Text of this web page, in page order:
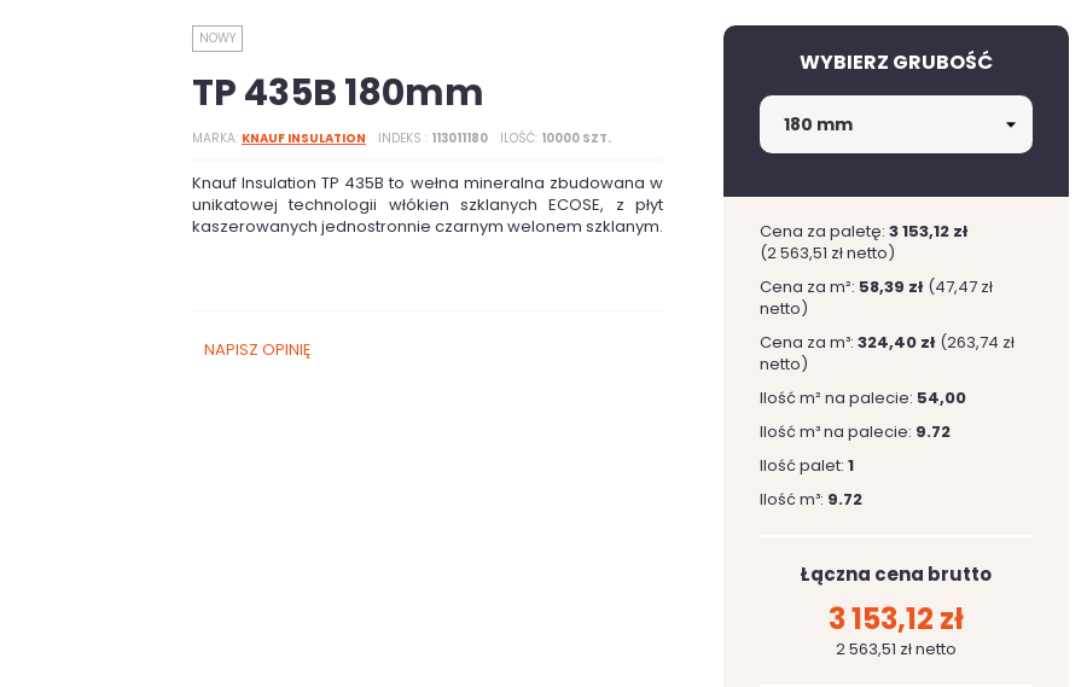
NOWY
TP 435B 180mm
MARKA KNAUF INSULATION INDEKS 113011180 ILOŚĆ 10000 SZT.
Knauf Insulation TP 435B to wełna mineralna zbudowana w
unikatowej technologii włókien szklanych ECOSE, z płyt
kaszerowanych jednostronnie czarnym welonem szklanym.
NAPISZ OPINIĘ
WYBIERZ GRUBOŚĆ
Cena za paletę: 3 153,12 zł
(2 563,51 zł netto)
Cena za m²: 58,39 zł (47,47 zł
netto)
Cena za m³: 324,40 zł (263,74 zł
netto)
Ilość m² na palecie: 54,00
Ilość m³ na palecie: 9.72
Ilość palet: 1
Ilość m³: 9.72
Łączna cena brutto
3 153,12 zł
2 563,51 zł netto